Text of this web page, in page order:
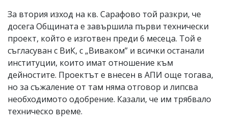
За втория изход на кв. Сарафово той разкри, че
досега Общината е завършила първи технически
проект, който е изготвен преди 6 месеца. Той е
съгласуван с ВиК, с „Виваком” и всички останали
институции, които имат отношение към
дейностите. Проектът е внесен в АПИ още тогава,
но за съжаление от там няма отговор и липсва
необходимото одобрение. Казали, че им трябвало
техническо време.